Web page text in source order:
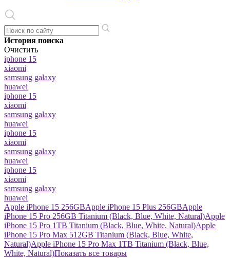
История поиска
Очистить
iphone 15
xiaomi
samsung galaxy
huawei
iphone 15
xiaomi
samsung galaxy
huawei
iphone 15
xiaomi
samsung galaxy
huawei
iphone 15
xiaomi
samsung galaxy
huawei
Apple iPhone 15 256GBApple iPhone 15 Plus 256GBApple
iPhone 15 Pro 256GB Titanium (Black, Blue, White, Natural)Apple
iPhone 15 Pro 1TB Titanium (Black, Blue, White, Natural)Apple
iPhone 15 Pro Max 512GB Titanium (Black, Blue, White,
Natural)Apple iPhone 15 Pro Max 1TB Titanium (Black, Blue,
White, Natural)Показать все товары